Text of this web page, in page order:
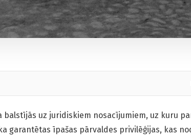
balstījās uz juridiskiem nosacījumiem, uz kuru
garantētas īpašas pārvaldes privilēģijas, kas